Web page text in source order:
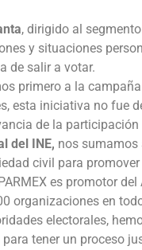
, dirigido al
y situaciones
de salir a votar.
primero a la
esta iniciativa no fue
de la
del INE, nos sumamos
civil para
es promotor
organizaciones en
electorales,
tener un proceso